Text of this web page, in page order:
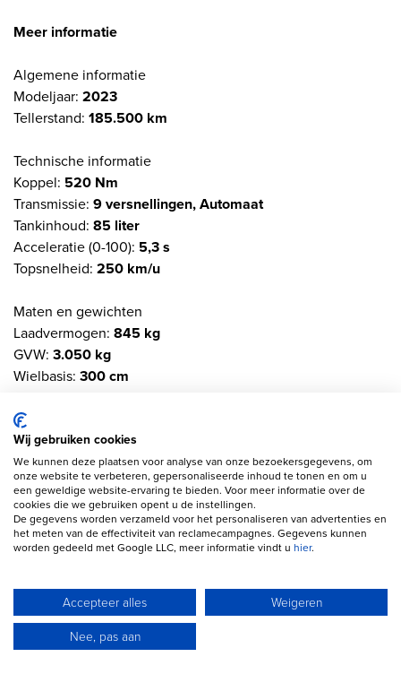
Meer informatie
Algemene informatie
Modeljaar: 2023
Tellerstand: 185.500 km
Technische informatie
Koppel: 520 Nm
Transmissie: 9 versnellingen, Automaat
Tankinhoud: 85 liter
Acceleratie (0-100): 5,3 s
Topsnelheid: 250 km/u
Maten en gewichten
Laadvermogen: 845 kg
GVW: 3.050 kg
Wielbasis: 300 cm
Interieur
Interieurkleur:Zwart/Antraciet
Aantal zitplaatsen:7
Milieu en verbruik
Gemiddeld brandstofverbruik (WLTP):10,6 l/100km(1 op
9,4)
Financiële informatie
Motorrijtuigenbelasting:
Wij gebruiken cookies
We kunnen deze plaatsen voor analyse van onze bezoekersgegevens, om
onze website te verbeteren, gepersonaliseerde inhoud te tonen en om u
een geweldige website-ervaring te bieden. Voor meer informatie over de
cookies die we gebruiken opent u de instellingen.
De gegevens worden verzameld voor het personaliseren van advertenties en
het meten van de effectiviteit van reclamecampagnes. Gegevens kunnen
worden gedeeld met Google LLC, meer informatie vindt u hier.
Accepteer alles
Weigeren
Nee, pas aan